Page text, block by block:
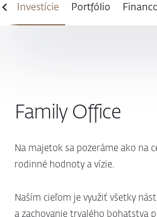
Investície Portfólio
Family Office
Na majetok sa pozeráme ako na
rodinné hodnoty a vízie.
Naším cieľom je využiť všetky
a zachovanie trvalého bohatstva